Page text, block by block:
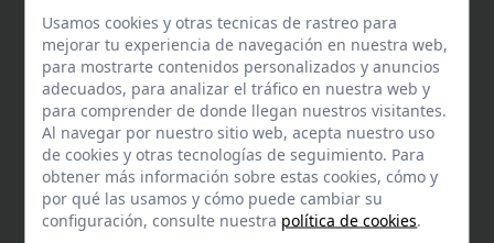
Whatsapp
Puedes escribirnos por whatsapp
+34 680 27 45 40
Usamos cookies y otras tecnicas de rastreo para
mejorar tu experiencia de navegación en nuestra web,
para mostrarte contenidos personalizados y anuncios
adecuados, para analizar el tráfico en nuestra web y
para comprender de donde llegan nuestros visitantes.
Al navegar por nuestro sitio web, acepta nuestro uso
de cookies y otras tecnologías de seguimiento. Para
obtener más información sobre estas cookies, cómo y
por qué las usamos y cómo puede cambiar su
configuración, consulte nuestra política de cookies.